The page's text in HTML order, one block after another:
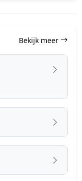
Bekijk meer